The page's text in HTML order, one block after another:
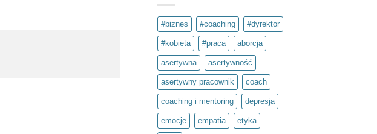
psychiczne
–
to
inwestycja
w
siebie.
Projekt
społeczny
Światło
umysłu
w
ramach
olimpiady
Zwolnieni
z
#biznes #coaching #dyrektor
#kobieta #praca aborcja
asertywna asertywność
asertywny pracownik coach
coaching i mentoring depresja
emocje empatia etyka